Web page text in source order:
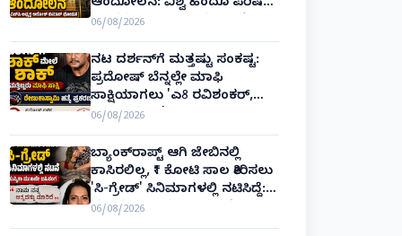
ಆಂದೋಲನ: ವಿಶ್ವ ಹಿಂದೂ ಪರಿಷತ್
ಅಂತರರಾಷ್ಟ್ರೀಯ ಅಧ್ಯಕ್ಷ ಅಲೋಕ್
ಕುಮಾರ್ ಘೋಷಣೆ!
06/08/2026
ನಟ ದರ್ಶನ್‌ಗೆ ಮತ್ತಷ್ಟು ಸಂಕಷ್ಟ:
ಪ್ರದೋಷ್ ಬೆನ್ನಲ್ಲೇ ಮಾಫಿ
ಸಾಕ್ಷಿಯಾಗಲು 'ಎ8 ರವಿಶಂಕರ್,
ಎ10 ವಿನಯ್' ಅರ್ಜಿ!
06/08/2026
ಬ್ಯಾಂಕ್‌ರಾಪ್ಟ್‌ ಆಗಿ ಜೇಬಿನಲ್ಲಿ
ಕಾಸಿರಲಿಲ್ಲ, ₹1 ಕೋಟಿ ಸಾಲ ತೀರಿಸಲು
'ಸಿ-ಗ್ರೇಡ್' ಸಿನಿಮಾಗಳಲ್ಲಿ ನಟಿಸಿದ್ದೆ:
ನಟಿ ಸುಸ್ಮಿತಾ ಮುಖರ್ಜಿ ಕಣ್ಣೀರಿನ
ಹಣೆಬರಹ!
06/08/2026